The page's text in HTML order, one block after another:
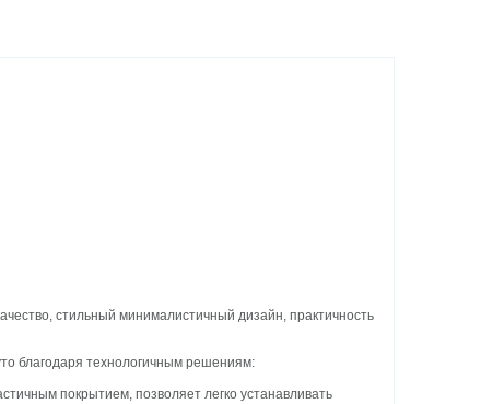
стильный минималистичный дизайн, практичность
благодаря технологичным решениям:
покрытием, позволяет легко устанавливать